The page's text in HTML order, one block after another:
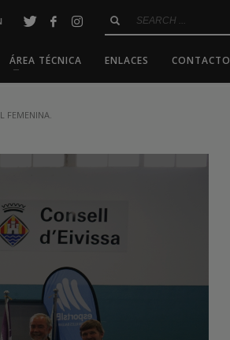
ÁREA TÉCNICA ENLACES CONTACTO
FEMENINA.